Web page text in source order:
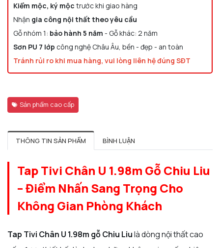
Kiểm mộc, ký mộc trước khi giao hàng
Nhận gia công nội thất theo yêu cầu
Gỗ nhóm 1: bảo hành 5 năm - Gỗ khác: 2 năm
Sơn PU 7 lớp công nghệ Châu Âu, bền - đẹp - an toàn
Tránh rủi ro khi mua hàng, vui lòng liên hệ đúng SĐT
Sản phẩm cao cấp
THÔNG TIN SẢN PHẨM BÌNH LUẬN
Tap Tivi Chân U 1.98m Gỗ Chiu Liu
– Điểm Nhấn Sang Trọng Cho
Không Gian Phòng Khách
Tap Tivi Chân U 1.98m gỗ Chiu Liulà dòng nội thất cao